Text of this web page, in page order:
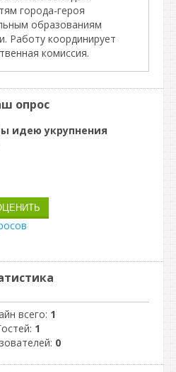
города-героя
образованиям
Работу координирует
комиссия.
опрос
идею укрупнения
всего: 1
1
0